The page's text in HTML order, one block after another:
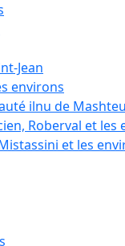
Jean
environs
ilnu de
Roberval et les
et les